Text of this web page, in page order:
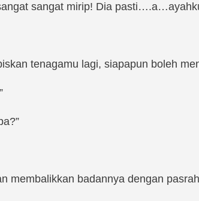
sangat mirip! Dia
tenagamu lagi, siapapun boleh
membalikkan badannya dengan